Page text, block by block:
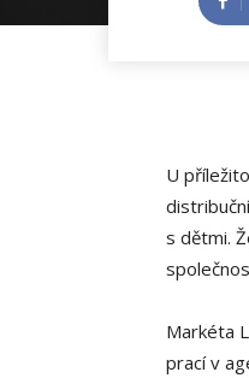
U
s dětmi.
Markéta
prací v